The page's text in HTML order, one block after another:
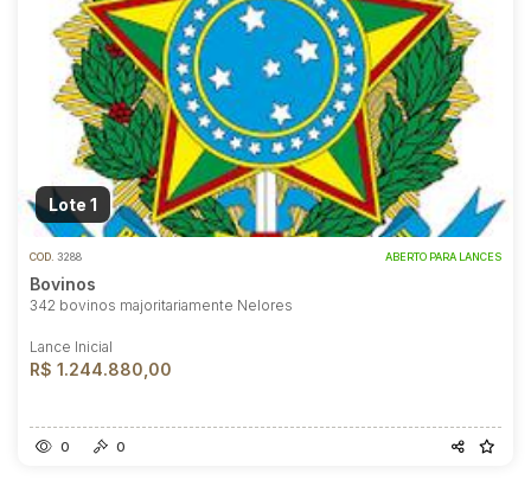
Lote 1
COD. 3288 ABERTO PARA LANCES
Bovinos
342 bovinos majoritariamente Nelores
Lance Inicial
R$ 1.244.880,00
0 0